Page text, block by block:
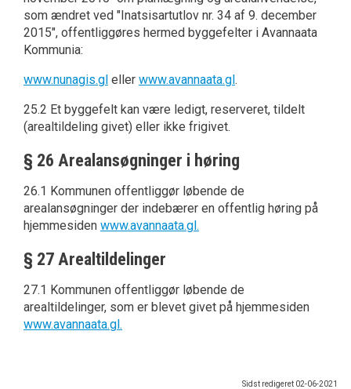
som ændret ved "Inatsisartutlov nr. 34 af 9. december
2015", offentliggøres hermed byggefelter i Avannaata
Kommunia:
www.nunagis.gl eller www.avannaata.gl .
25.2 Et byggefelt kan være ledigt, reserveret, tildelt
(arealtildeling givet) eller ikke frigivet.
§ 26 Arealansøgninger i høring
26.1 Kommunen offentliggør løbende de
arealansøgninger der indebærer en offentlig høring på
hjemmesiden www.avannaata.gl.
§ 27 Arealtildelinger
27.1 Kommunen offentliggør løbende de
arealtildelinger, som er blevet givet på hjemmesiden
www.avannaata.gl.
Sidst redigeret 02-06-2021